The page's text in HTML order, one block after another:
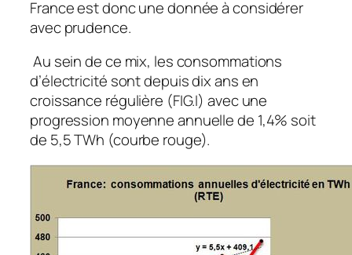
France est donc une donnée à considérer
avec prudence.
Au sein de ce mix, les consommations
d’électricité sont depuis dix ans en
croissance régulière (FIG.I) avec une
progression moyenne annuelle de 1,4% soit
de 5,5 TWh (courbe rouge).